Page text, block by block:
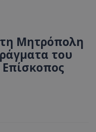
Μητρόπολη
του
Επίσκοπος